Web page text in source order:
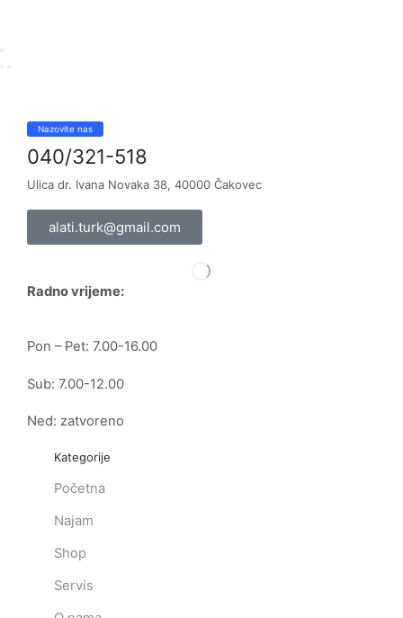
Nazovite nas
040/321-518
Ulica dr. Ivana Novaka 38, 40000 Čakovec
alati.turk@gmail.com
Radno vrijeme:
Pon – Pet: 7.00-16.00
Sub: 7.00-12.00
Ned: zatvoreno
Kategorije
Početna
Najam
Shop
Servis